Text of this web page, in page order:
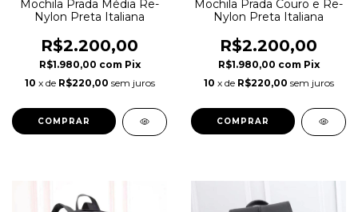
Mochila Prada Média Re-
Nylon Preta Italiana
R$2.200,00
R$1.980,00 com Pix
10 x de R$220,00 sem juros
Mochila Prada Couro e Re-
Nylon Preta Italiana
R$2.200,00
R$1.980,00 com Pix
10 x de R$220,00 sem juros